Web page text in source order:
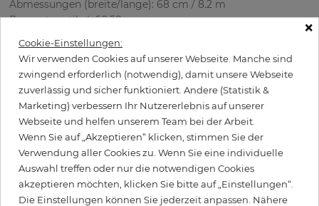
Abmessungen (breite/lange): 68 cm / 8.2 m
Rapport vertikal: 68.58 cm
Farbe: Blau
85,50 € per Rolle
Inkl. 19% MwSt. zzgl. Versand
Grundpreis pro m² - 15,33 €
Wird Kleister benötigt?
×
Cookie-Einstellungen:
Wir verwenden Cookies auf unserer Webseite. Manche sind
zwingend erforderlich (notwendig), damit unsere Webseite
zuverlässig und sicher funktioniert. Andere (Statistik &
Marketing) verbessern Ihr Nutzererlebnis auf unserer
Webseite und helfen unserem Team bei der Arbeit.
Wenn Sie auf „Akzeptieren“ klicken, stimmen Sie der
Verwendung aller Cookies zu. Wenn Sie eine individuelle
Auswahl treffen oder nur die notwendigen Cookies
akzeptieren möchten, klicken Sie bitte auf „Einstellungen“.
Die Einstellungen können Sie jederzeit anpassen. Nähere